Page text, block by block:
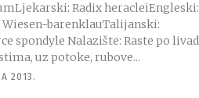
Radix heracleiEngleski:
barenklauTalijanski:
Raste po livadama uz
uz potoke, rubove...
2013.